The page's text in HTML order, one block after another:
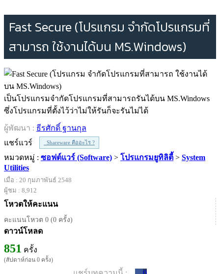
Fast Secure (โปรแกรม จำกัดโปรแกรมที่
สามารถ ใช้งานได้บน MS.Windows)
เป็นโปรแกรมจำกัดโปรแกรมที่สามารถรันได้บน MS.Windows
ซึ่งโปรแกรมที่ตั้งไว้ว่าไม่ให้รันก็จะรันไม่ได้
ผู้พัฒนา : ธีรศักดิ์ ฐานกุล
แชร์แวร์
Shareware คืออะไร ?
หมวดหมู่ : ซอฟต์แวร์ (Software) > โปรแกรมยูทิลิตี้ > System
Utilities
เมื่อ : 20 กุมภาพันธ์ 2548
ผู้ชม : 8,912
โหวตให้คะแนน
คะแนนโหวต 0 (0 ครั้ง)
ดาวน์โหลด
851 ครั้ง
(สัปดาห์ก่อน 0 ครั้ง)